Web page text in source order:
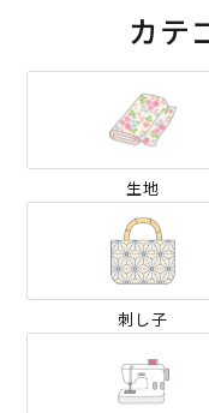
カテ
生地
刺し子